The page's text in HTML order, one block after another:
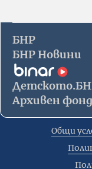
БНР
БНР Новини
Архивен
Общи